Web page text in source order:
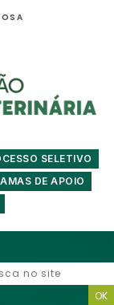
SELETIVO
DE APOIO